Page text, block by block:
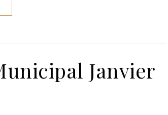
Janvier